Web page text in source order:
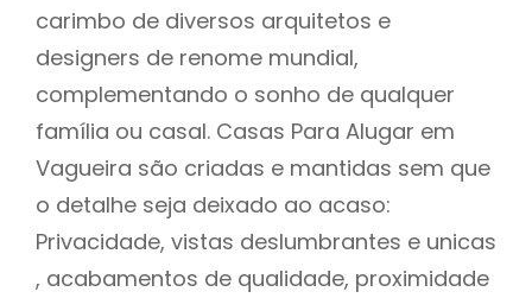
carimbo de diversos arquitetos e
designers de renome mundial,
complementando o sonho de qualquer
família ou casal. Casas Para Alugar em
Vagueira são criadas e mantidas sem que
o detalhe seja deixado ao acaso:
Privacidade, vistas deslumbrantes e unicas
, acabamentos de qualidade, proximidade